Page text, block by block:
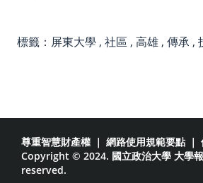
標籤： 屏東大學 , 社區 , 高雄 , 傳承 ,
尊重智慧財產權 ｜ 網路使用規範要點 ｜
Copyright © 2024. 國立政治大學 大學
reserved.